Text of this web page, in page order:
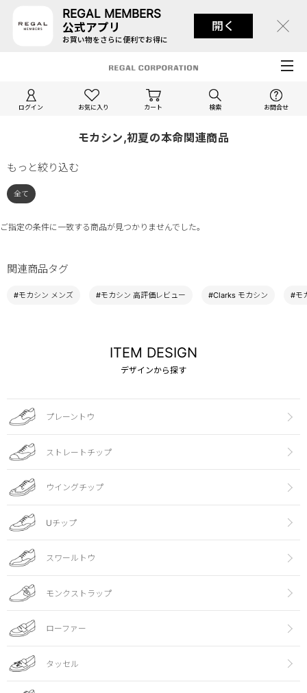
REGAL MEMBERS
公式アプリ
お買い物をさらに便利でお得に
開く
ログイン お気に入り カート 検索 お問合せ
モカシン,初夏の本命関連商品
もっと絞り込む
全て
ご指定の条件に一致する商品が見つかりませんでした。
関連商品タグ
#モカシン メンズ #モカシン 高評価レビュー #Clarks モカシン #モ
ITEM DESIGN
デザインから探す
プレーントウ
ストレートチップ
ウイングチップ
Uチップ
スワールトウ
モンクストラップ
ローファー
タッセル